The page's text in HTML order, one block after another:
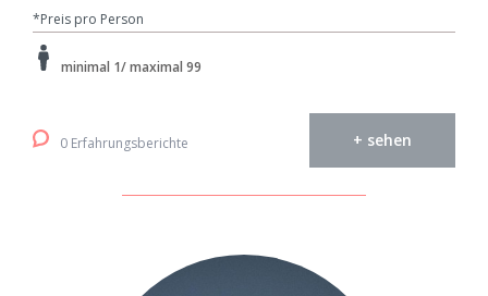
*Preis pro Person
minimal 1/ maximal 99
0 Erfahrungsberichte + sehen